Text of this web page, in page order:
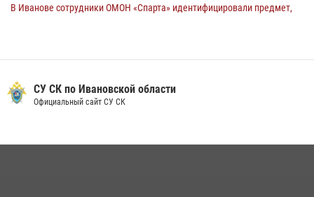
В Иванове сотрудники ОМОН «Спарта» идентифицировали предмет,
более 250 единиц оружия
08 июля 2026, 09:39
упаковок масла
СУ СК по Ивановской области
Официальный сайт СУ СК